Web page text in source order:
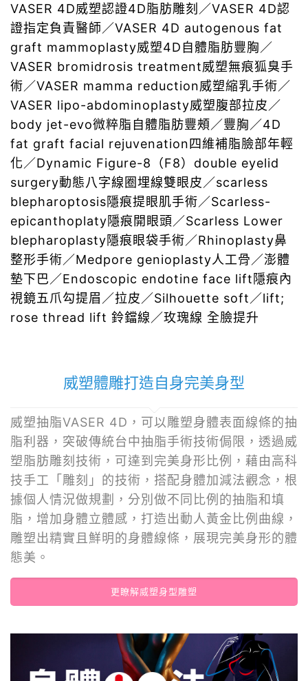
VASER 4D威塑認證4D脂肪雕刻／VASER 4D認
證指定負責醫師／VASER 4D autogenous fat
graft mammoplasty威塑4D自體脂肪豐胸／
VASER bromidrosis treatment威塑無痕狐臭手
術／VASER mamma reduction威塑縮乳手術／
VASER lipo-abdominoplasty威塑腹部拉皮／
body jet-evo微粹脂自體脂肪豐頰／豐胸／4D
fat graft facial rejuvenation四維補脂臉部年輕
化／Dynamic Figure-8（F8）double eyelid
surgery動態八字線圈埋線雙眼皮／scarless
blepharoptosis隱痕提眼肌手術／Scarless-
epicanthoplaty隱痕開眼頭／Scarless Lower
blepharoplasty隱痕眼袋手術／Rhinoplasty鼻
整形手術／Medpore genioplasty人工骨／澎體
墊下巴／Endoscopic endotine face lift隱痕內
視鏡五爪勾提眉／拉皮／Silhouette soft／lift;
rose thread lift 鈴鐺線／玫瑰線 全臉提升
威塑體雕打造自身完美身型
威塑抽脂VASER 4D，可以雕塑身體表面線條的抽
脂利器，突破傳統台中抽脂手術技術侷限，透過威
塑脂肪雕刻技術，可達到完美身形比例，藉由高科
技手工「雕刻」的技術，搭配身體加減法觀念，根
據個人情況做規劃，分別做不同比例的抽脂和填
脂，增加身體立體感，打造出動人黃金比例曲線，
雕塑出精實且鮮明的身體線條，展現完美身形的體
態美。
更瞭解威塑身型雕塑